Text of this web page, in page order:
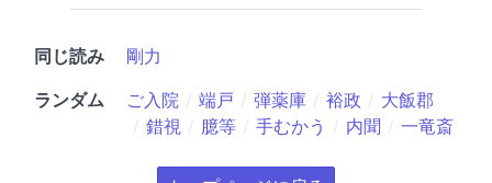
同じ読み
剛力
ランダム
ご入院 端戸 弾薬庫 裕政
大飯郡
錯視
臆等 手むかう 内聞 一竜斎